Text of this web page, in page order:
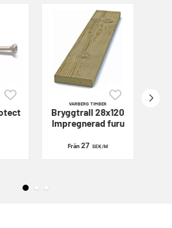
VARBERG TIMBER
Bryggtrall 28x120
Impregnerad furu
Från 27 SEK/M